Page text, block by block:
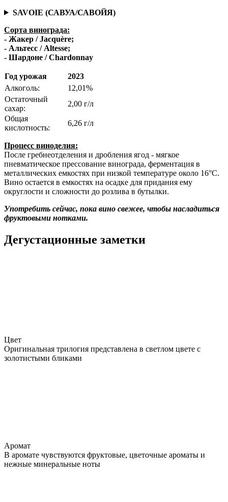
SAVOIE (САВУА/САВОЙЯ)
Сорта винограда:
- Жакер / Jacquère;
- Альтесс / Altesse;
- Шардоне /Chardonnay
Год урожая
2023
Алкоголь:
12,01%
Остаточный
сахар:
2,00 г/л
Общая
кислотность:
6,26 г/л
Процесс виноделия:
После гребнеотделения и дробления ягод - мягкое
пневматическое прессование винограда, ферментация в
металлических емкостях при низкой температуре около 16°C.
Вино остается в емкостях на осадке для придания ему
округлости и сложности до розлива в бутылки.
Употребить сейчас, пока вино свежее, чтобы насладиться
фруктовыми нотками.
Дегустационные заметки
Цвет
Оригинальная трилогия представлена в светлом цвете с
золотистыми бликами
Аромат
В аромате чувствуются фруктовые, цветочные ароматы и
нежные минеральные ноты